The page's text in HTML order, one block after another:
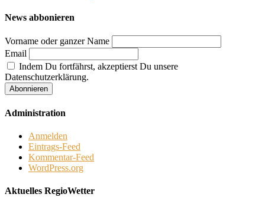
News abbonieren
Vorname oder ganzer Name
Email
Indem Du fortfährst, akzeptierst Du unsere
Datenschutzerklärung.
Administration
Anmelden
Eintrags-Feed
Kommentar-Feed
WordPress.org
Aktuelles RegioWetter